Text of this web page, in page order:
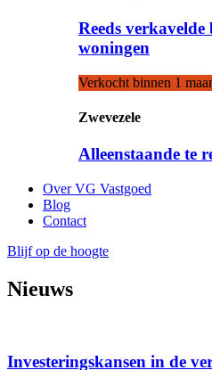
Reeds
woningen
Verkocht binnen 1
Zwevezele
Alleenstaande te
Over VG Vastgoed
Blog
Contact
Blijf op de hoogte
Nieuws
Investeringskansen in de